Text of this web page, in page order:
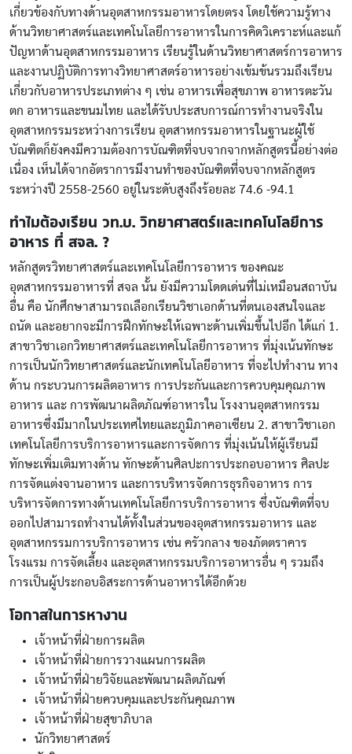
เกี่ยวข้องกับทางด้านอุตสาหกรรมอาหารโดยตรง โดยใช้ความรู้ทาง
ด้านวิทยาศาสตร์และเทคโนโลยีการอาหารในการคิดวิเคราะห์และแก้
ปัญหาด้านอุตสาหกรรมอาหาร เรียนรู้ในด้านวิทยาศาสตร์การอาหาร
และงานปฏิบัติการทางวิทยาศาสตร์อาหารอย่างเข้มข้นรวมถึงเรียน
เกี่ยวกับอาหารประเภทต่าง ๆ เช่น อาหารเพื่อสุขภาพ อาหารตะวัน
ตก อาหารและขนมไทย และได้รับประสบการณ์การทำงานจริงใน
อุตสาหกรรมระหว่างการเรียน อุตสาหกรรมอาหารในฐานะผู้ใช้
บัณฑิตก็ยังคงมีความต้องการบัณฑิตที่จบจากจากหลักสูตรนี้อย่างต่อ
เนื่อง เห็นได้จากอัตราการมีงานทำของบัณฑิตที่จบจากหลักสูตร
ระหว่างปี 2558-2560 อยู่ในระดับสูงถึงร้อยละ 74.6 -94.1
ทำไมต้องเรียน วท.บ. วิทยาศาสตร์และเทคโนโลยีการ
อาหาร ที่ สจล. ?
หลักสูตรวิทยาศาสตร์และเทคโนโลยีการอาหาร ของคณะ
อุตสาหกรรมอาหารที่ สจล นั้น ยังมีความโดดเด่นที่ไม่เหมือนสถาบัน
อื่น คือ นักศึกษาสามารถเลือกเรียนวิชาเอกด้านที่ตนเองสนใจและ
ถนัด และอยากจะมีการฝึกทักษะให้เฉพาะด้านเพิ่มขึ้นไปอีก ได้แก่ 1.
สาขาวิชาเอกวิทยาศาสตร์และเทคโนโลยีการอาหาร ที่มุ่งเน้นทักษะ
การเป็นนักวิทยาศาสตร์และนักเทคโนโลยีอาหาร ที่จะไปทำงาน ทาง
ด้าน กระบวนการผลิตอาหาร การประกันและการควบคุมคุณภาพ
อาหาร และ การพัฒนาผลิตภัณฑ์อาหารใน โรงงานอุตสาหกรรม
อาหารซึ่งมีมากในประเทศไทยและภูมิภาคอาเซียน 2. สาขาวิชาเอก
เทคโนโลยีการบริการอาหารและการจัดการ ที่มุ่งเน้นให้ผู้เรียนมี
ทักษะเพิ่มเติมทางด้าน ทักษะด้านศิลปะการประกอบอาหาร ศิลปะ
การจัดแต่งจานอาหาร และการบริหารจัดการธุรกิจอาหาร การ
บริหารจัดการทางด้านเทคโนโลยีการบริการอาหาร ซึ่งบัณฑิตที่จบ
ออกไปสามารถทำงานได้ทั้งในส่วนของอุตสาหกรรมอาหาร และ
อุตสาหกรรมการบริการอาหาร เช่น ครัวกลาง ของภัตตราคาร
โรงแรม การจัดเลี้ยง และอุตสาหกรรมบริการอาหารอื่น ๆ รวมถึง
การเป็นผู้ประกอบอิสระการด้านอาหารได้อีกด้วย
โอกาสในการหางาน
เจ้าหน้าที่ฝ่ายการผลิต
เจ้าหน้าที่ฝ่ายการวางแผนการผลิต
เจ้าหน้าที่ฝ่ายวิจัยและพัฒนาผลิตภัณฑ์
เจ้าหน้าที่ฝ่ายควบคุมและประกันคุณภาพ
เจ้าหน้าที่ฝ่ายสุขาภิบาล
นักวิทยาศาสตร์